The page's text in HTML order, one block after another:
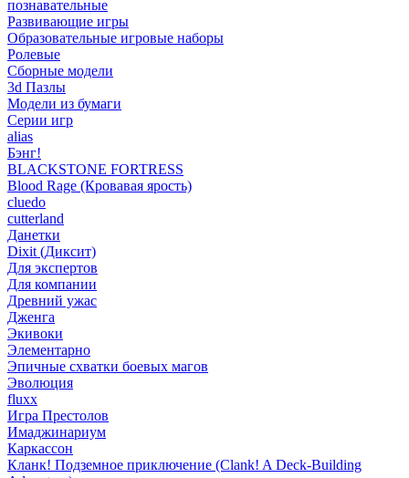
познавательные
Развивающие игры
Образовательные игровые наборы
Ролевые
Сборные модели
3d Пазлы
Модели из бумаги
Серии игр
alias
Бэнг!
BLACKSTONE FORTRESS
Blood Rage (Кровавая ярость)
cluedo
cutterland
Данетки
Dixit (Диксит)
Для экспертов
Для компании
Древний ужас
Дженга
Экивоки
Элементарно
Эпичные схватки боевых магов
Эволюция
fluxx
Игра Престолов
Имаджинариум
Каркассон
Кланк! Подземное приключение (Clank! A Deck-Building